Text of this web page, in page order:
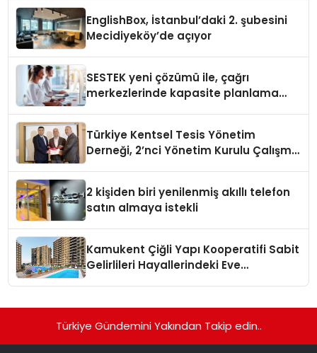
EnglishBox, İstanbul’daki 2. şubesini
Mecidiyeköy’de açıyor
SESTEK yeni çözümü ile, çağrı
merkezlerinde kapasite planlama
Türkiye Kentsel Tesis Yönetim
Derneği, 2’nci Yönetim Kurulu Çalışma
2 kişiden biri yenilenmiş akıllı telefon
satın almaya istekli
Kamukent Çiğli Yapı Kooperatifi Sabit
Gelirlileri Hayallerindeki Eve
Türkiye Gündemini Yakından Takip edin..